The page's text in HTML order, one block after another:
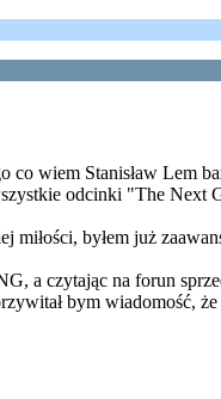
co wiem Stanisław Lem
odcinki "The
byłem już
a czytając na forun
bym wiadomość,